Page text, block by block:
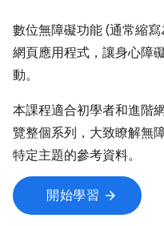
數位無障礙功能 (通常縮
網頁應用程式，讓身心障
動。
本課程適合初學者和進階
覽整個系列，大致瞭解無
特定主題的參考資料。
開始學習 arrow_forward